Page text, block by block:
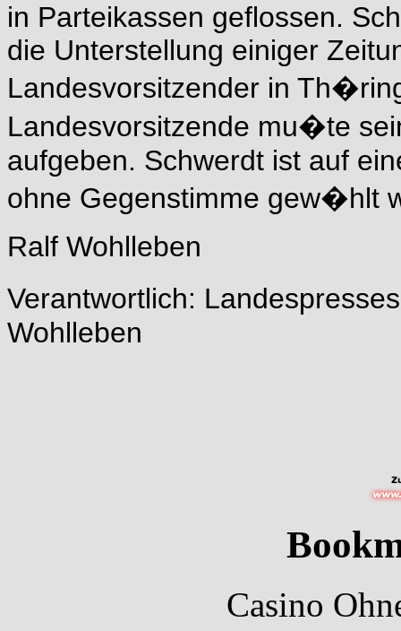
in Parteikassen geflossen.
die Unterstellung einiger
Landesvorsitzender in
Landesvorsitzende mu�te
aufgeben. Schwerdt ist auf
ohne Gegenstimme gew�hlt
Ralf Wohlleben
Verantwortlich:
Wohlleben
Casino